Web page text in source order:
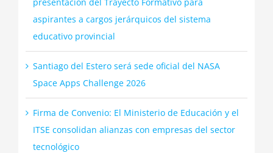
aspirantes a cargos jerárquicos del sistema
educativo provincial
Santiago del Estero será sede oficial del NASA
Space Apps Challenge 2026
Firma de Convenio: El Ministerio de Educación y el
ITSE consolidan alianzas con empresas del sector
tecnológico